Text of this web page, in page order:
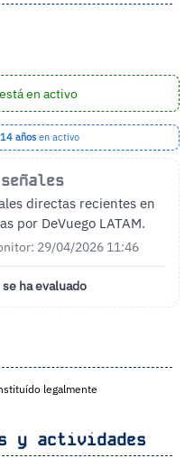
en activo
14 años en activo
directas recientes en
por DeVuego LATAM.
29/04/2026 11:46
ha evaluado
legalmente
y actividades